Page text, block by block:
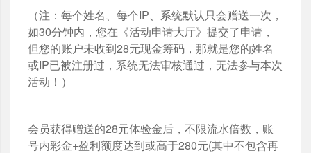
（注：每个姓名、每个IP、系统默认只会赠送一次，
如30分钟内，您在《活动申请大厅》提交了申请，
但您的账户未收到28元现金筹码，那就是您的姓名
或IP已被注册过，系统无法审核通过，无法参与本次
活动！）
会员获得赠送的28元体验金后，不限流水倍数，账
号内彩金+盈利额度达到或高于280元(其中不包含再